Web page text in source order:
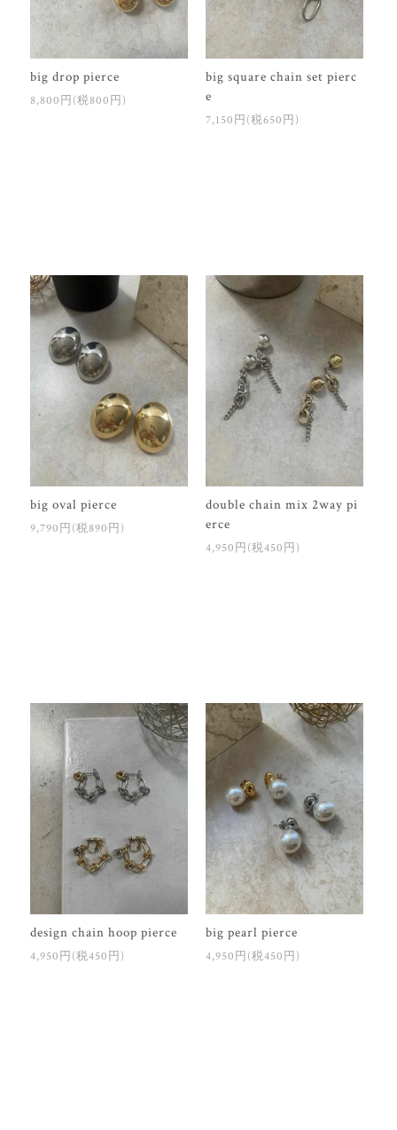
big drop pierce
8,800円(税800円)
big square chain set pierc
e
7,150円(税650円)
big oval pierce
9,790円(税890円)
double chain mix 2way pi
erce
4,950円(税450円)
design chain hoop pierce
4,950円(税450円)
big pearl pierce
4,950円(税450円)